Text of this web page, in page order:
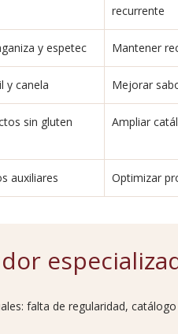
recurrente
y espetec Mantener
y canela Mejorar
sin gluten Ampliar
auxiliares Optimizar
falta de regularidad,